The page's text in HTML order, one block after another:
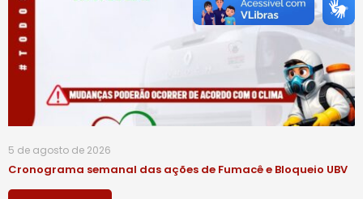
5 de agosto de 2026
Cronograma semanal das ações de Fumacê e Bloqueio UBV